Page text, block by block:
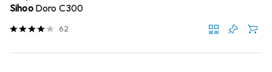
Sihoo Doro C300
62